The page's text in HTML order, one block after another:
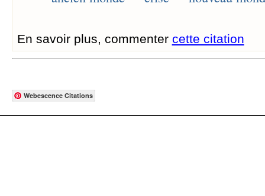
En savoir plus, commenter cette citation
Webescence Citations